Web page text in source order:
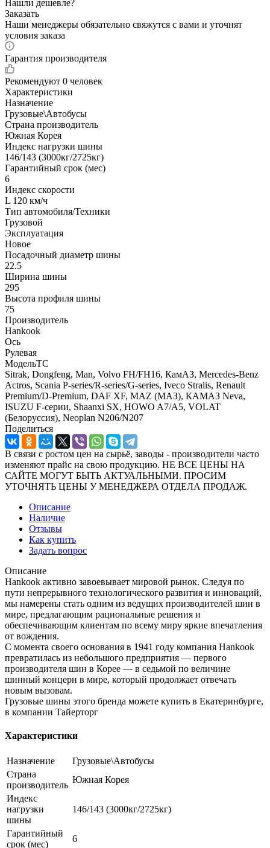
Нашли дешевле?
Заказать
Наши менеджеры обязательно свяжутся с вами и уточнят
условия заказа
Гарантия производителя
Рекомендуют 0 человек
Характеристики
Назначение
Грузовые\Автобусы
Страна производитель
Южная Корея
Индекс нагрузки шины
146/143 (3000кг/2725кг)
Гарантийный срок (мес)
6
Индекс скорости
L 120 км/ч
Тип автомобиля/Техники
Грузовой
Эксплуатация
Новое
Посадочный диаметр шины
22.5
Ширина шины
295
Высота профиля шины
75
Производитель
Hankook
Ось
Рулевая
МодельТС
Sitrak, Dongfeng, Man, Volvo FH/FH16, КамАЗ, Mercedes-Benz
Actros, Scania P-series/R-series/G-series, Iveco Stralis, Renault
Premium/D-Premium, DAF XF, MAZ (МАЗ), КАМАЗ Neva,
ISUZU F-серии, Shaanxi SX, HOWO A7/A5, VOLAT
(Белоруссия), Neoplan N206/N207
Поделиться
В связи с ростом цен на сырьё, заводы - производители часто
изменяют прайс на свою продукцию. НЕ ВСЕ ЦЕНЫ НА
САЙТЕ МОГУТ БЫТЬ АКТУАЛЬНЫМИ. ПРОСИМ
УТОЧНЯТЬ ЦЕНЫ У МЕНЕДЖЕРА ОТДЕЛА ПРОДАЖ.
Описание
Наличие
Отзывы
Как купить
Задать вопрос
Описание
Hankook активно завоевывает мировой рынок. Следуя по
пути непрерывного технологического развития и инноваций,
мы намерены стать одним из ведущих производителей шин в
мире, предлагающим рациональные решения и
обеспечивающим клиентам по всему миру яркие впечатления
от вождения.
С момента своего основания в 1941 году компания Hankook
превратилась из небольшого предприятия — первого
производителя шин в Корее — в седьмой по величине
шинный концерн в мире, который продолжает отвечать
новым вызовам.
Грузовые шины этого бренда можете купить в Екатеринбурге,
в компании Тайерторг
Характеристики
Назначение
Грузовые\Автобусы
Страна
производитель
Южная Корея
Индекс
нагрузки
шины
146/143 (3000кг/2725кг)
Гарантийный
срок (мес)
6